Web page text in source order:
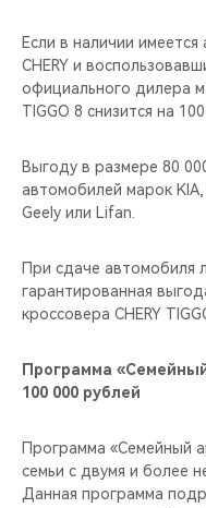
CHERY REMOTE
НАШИ МЕРОПРИЯТИЯ
CHERY ДЛЯ ДЕТЕЙ
Если в наличии
CHERY и
официального дилера
TIGGO 8 снизится на
Выгоду в размере 80
автомобилей марок
Geely или Lifan.
При сдаче автомобиля
гарантированная
кроссовера CHERY
Программа
100 000 рублей
Программа «Семейный
семьи с двумя и более
Данная программа